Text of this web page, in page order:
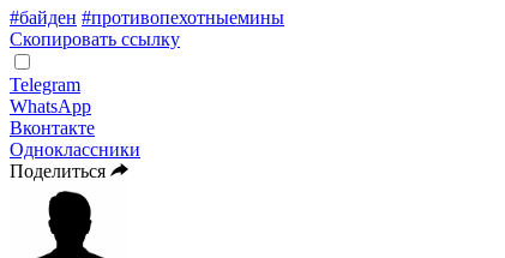
#байден #противопехотныемины
Скопировать ссылку
Telegram
WhatsApp
Вконтакте
Одноклассники
Поделиться